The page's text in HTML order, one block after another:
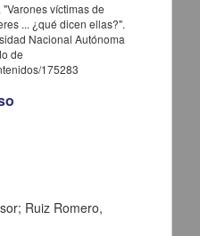
víctimas de
... ¿qué dicen ellas?".
Nacional Autónoma
de
175283
Ruiz Romero,